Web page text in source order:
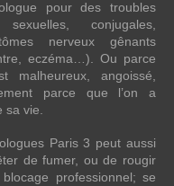
pour des troubles
conjugales,
nerveux gênants
eczéma…). Ou parce
malheureux, angoissé,
parce que l’on a
sa vie.
Paris 3 peut aussi
de fumer, ou de rougir
professionnel; se